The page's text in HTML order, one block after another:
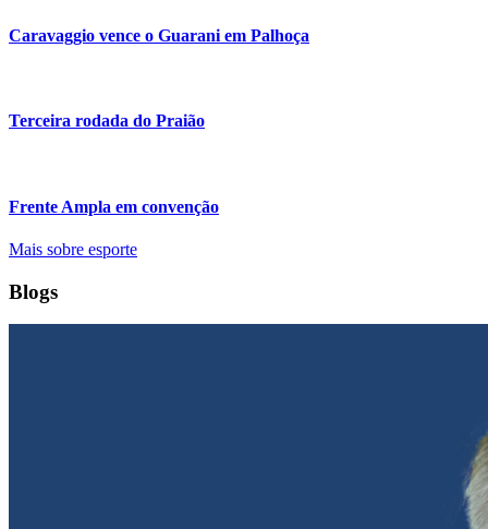
Caravaggio vence o Guarani em Palhoça
Terceira rodada do Praião
Frente Ampla em convenção
Mais sobre esporte
Blogs